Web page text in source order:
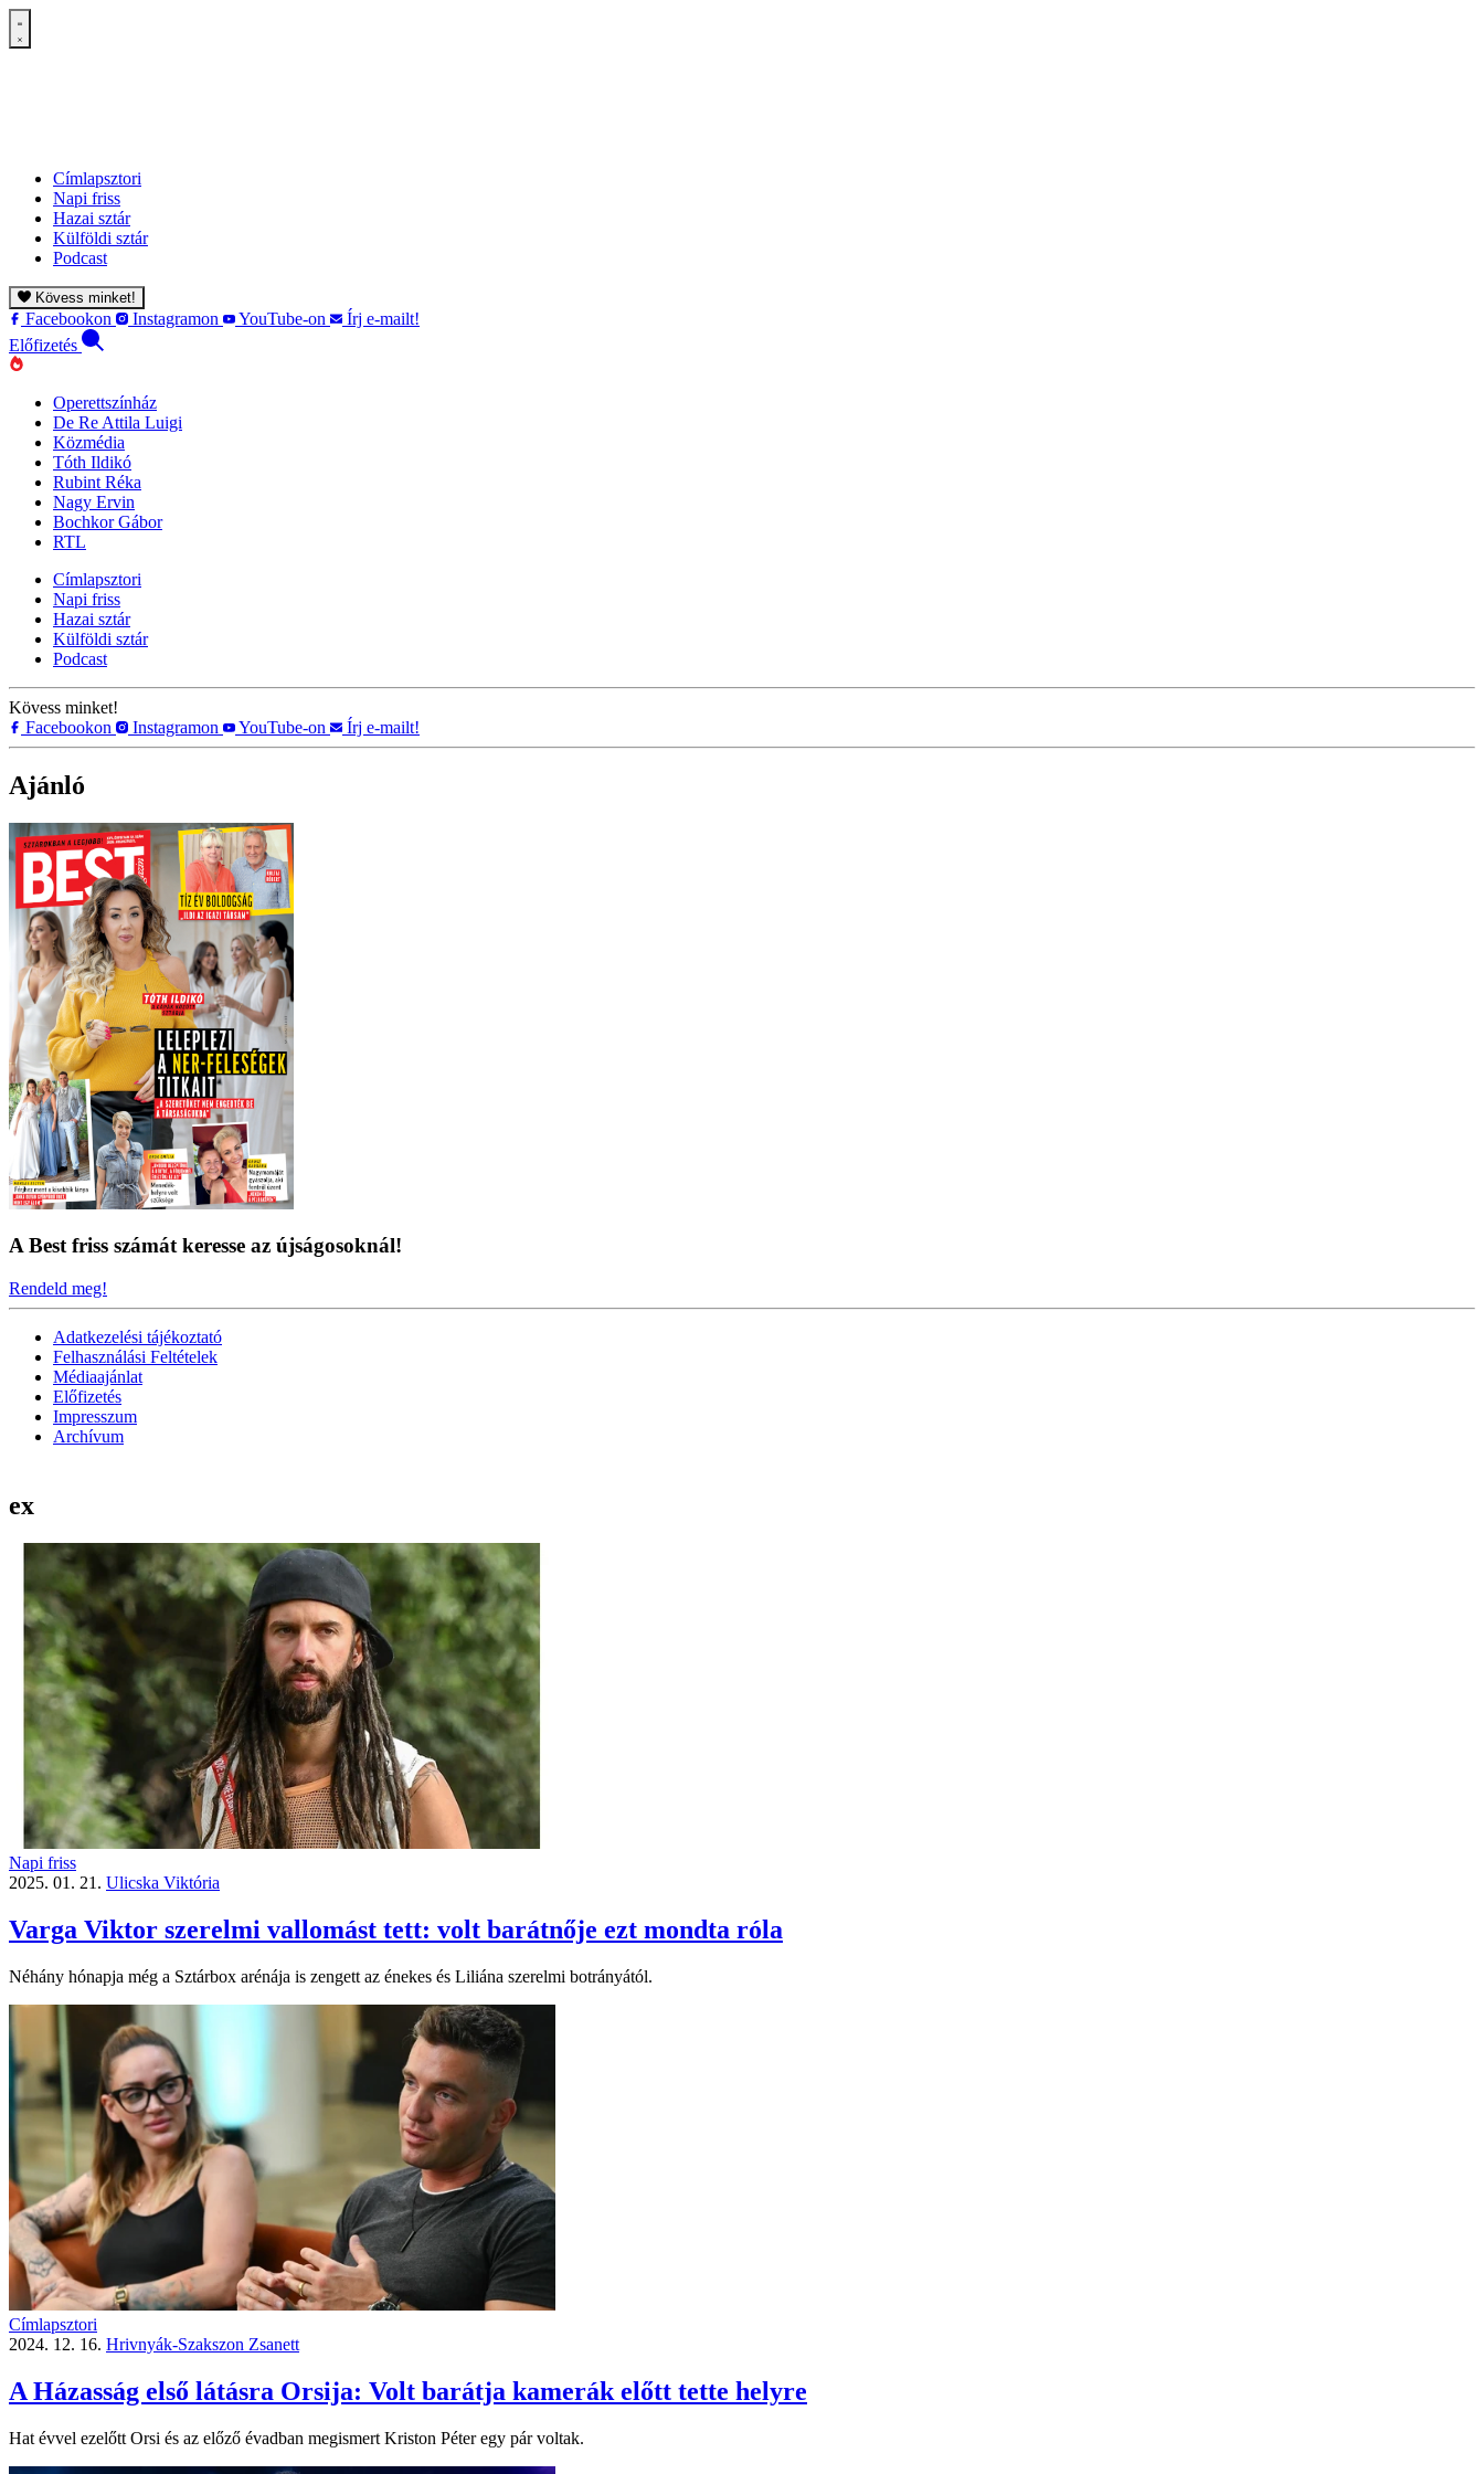
Címlapsztori
Napi friss
Hazai sztár
Külföldi sztár
Podcast
Kövess minket!
Facebookon Instagramon YouTube-on
Írj e-mailt!
Előfizetés
Operettszínház
De Re Attila Luigi
Közmédia
Tóth Ildikó
Rubint Réka
Nagy Ervin
Bochkor Gábor
RTL
Címlapsztori
Napi friss
Hazai sztár
Külföldi sztár
Podcast
Kövess minket!
Facebookon
Instagramon YouTube-on Írj e-mailt!
Ajánló
A Best friss számát keresse az újságosoknál!
Rendeld meg!
Adatkezelési tájékoztató
Felhasználási Feltételek
Médiaajánlat
Előfizetés
Impresszum
Archívum
ex
Napi friss
2025. 01. 21. Ulicska Viktória
Varga Viktor szerelmi vallomást tett: volt barátnője ezt mondta róla
Néhány hónapja még a Sztárbox arénája is zengett az énekes és Liliána szerelmi botrányától.
Címlapsztori
2024. 12. 16. Hrivnyák-Szakszon Zsanett
A Házasság első látásra Orsija: Volt barátja kamerák előtt tette helyre
Hat évvel ezelőtt Orsi és az előző évadban megismert Kriston Péter egy pár voltak.